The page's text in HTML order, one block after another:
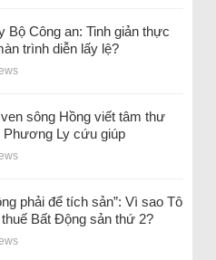
Bộ Công an: Tinh giản thực
trình diễn lấy lệ?
sông Hồng viết tâm thư
Phương Ly cứu giúp
phải để tích sản”: Vì sao Tô
Bất Động sản thứ 2?